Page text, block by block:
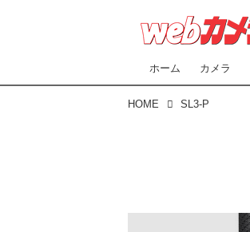
ホーム カメラ
HOME SL3-P